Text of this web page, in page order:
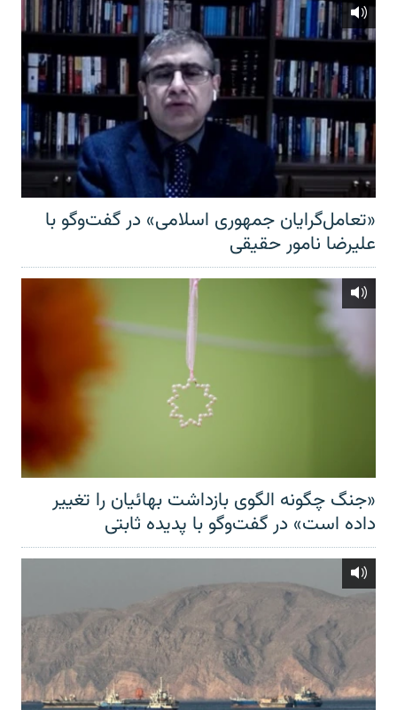
«تعامل‌گرایان جمهوری اسلامی» در گفت‌وگو با
علیرضا نامور حقیقی
«جنگ چگونه الگوی بازداشت بهائیان را تغییر
داده است» در گفت‌وگو با پدیده ثابتی